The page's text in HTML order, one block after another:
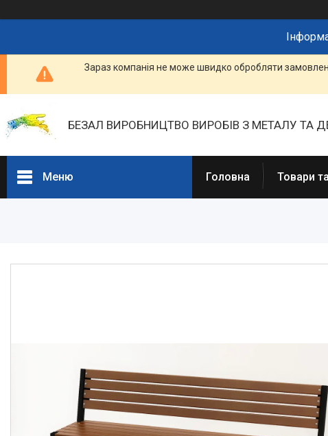
Зараз компанія не може швидко обробляти
БЕЗАЛ ВИРОБНИЦТВО ВИРОБІВ З МЕТАЛУ ТА
Меню
Часті запитання
Доставка та оплата
Головна Товари